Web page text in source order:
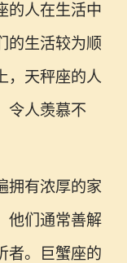
的人在生活中
的生活较为顺
，天秤座的人
令人羡慕不
拥有浓厚的家
他们通常善解
者。巨蟹座的